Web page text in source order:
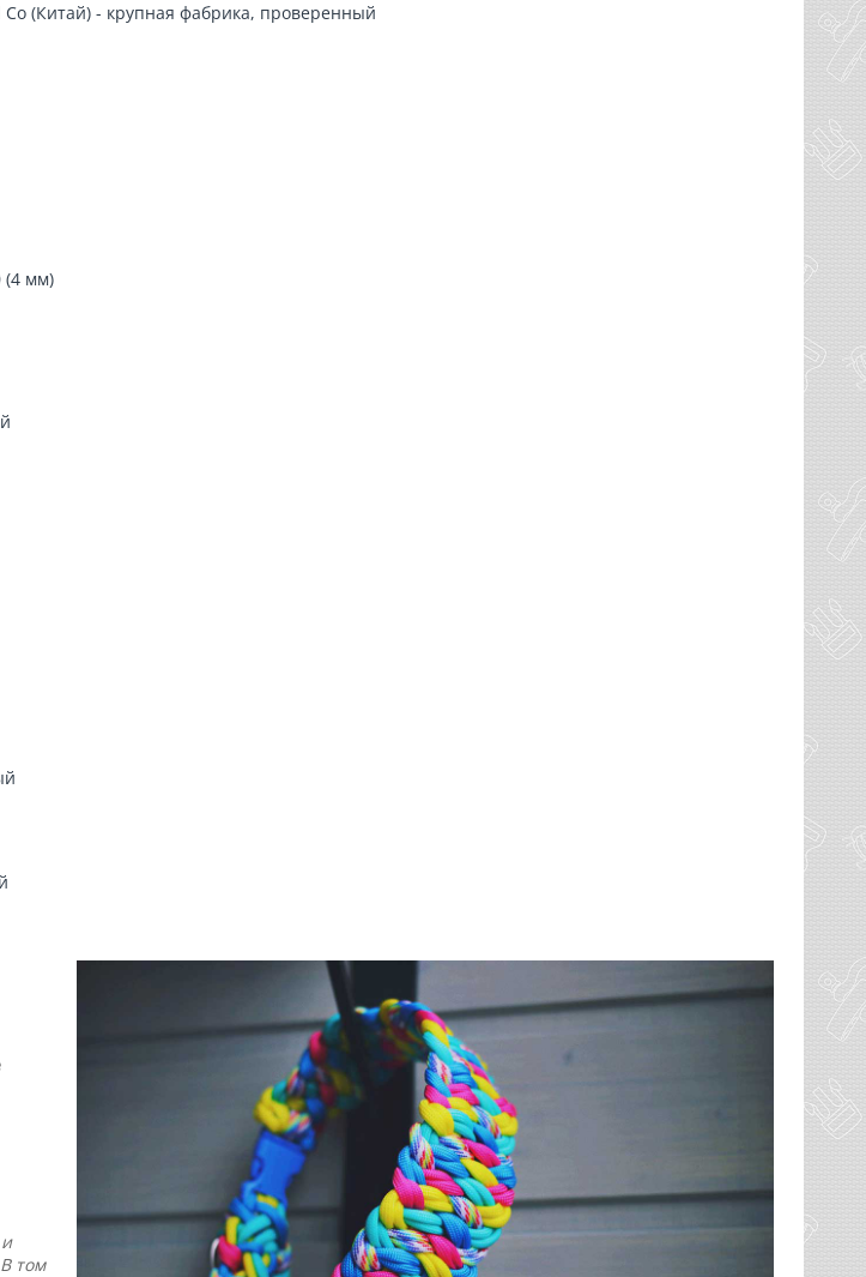
(Китай) - крупная фабрика, проверенный
(4 мм)
том